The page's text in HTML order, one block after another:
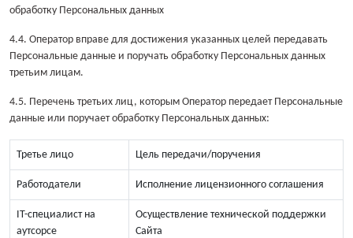
обработку Персональных данных
4.4. Оператор вправе для достижения указанных целей передавать
Персональные данные и поручать обработку Персональных данных
третьим лицам.
4.5. Перечень третьих лиц, которым Оператор передает Персональные
данные или поручает обработку Персональных данных:
Третье лицо Цель передачи/поручения
Работодатели Исполнение лицензионного соглашения
IT-специалист на
аутсорсе
Осуществление технической поддержки
Сайта